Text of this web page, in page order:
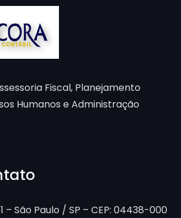
Fiscal, Planejamento
Humanos e Administração
– São Paulo / SP – CEP: 04438-000